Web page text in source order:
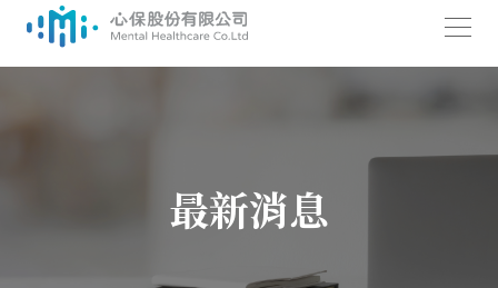
最新消息